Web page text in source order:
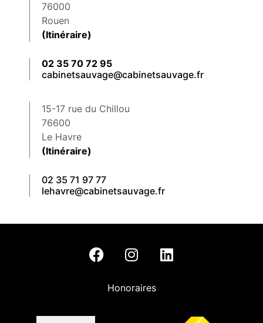
76000
Rouen
(Itinéraire)
02 35 70 72 95
cabinetsauvage@cabinetsauvage.fr
15-17 rue du Chillou
76600
Le Havre
(Itinéraire)
02 35 71 97 77
lehavre@cabinetsauvage.fr
Honoraires